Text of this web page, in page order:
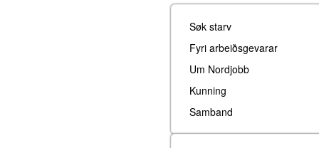
Søk starv
Fyri arbeiðsgevarar
Um Nordjobb
Kunning
Samband